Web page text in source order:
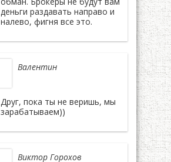
деньги раздавать направо и
налево, фигня все это.
Валентин
Друг, пока ты не веришь, мы
зарабатываем))
Виктор Горохов